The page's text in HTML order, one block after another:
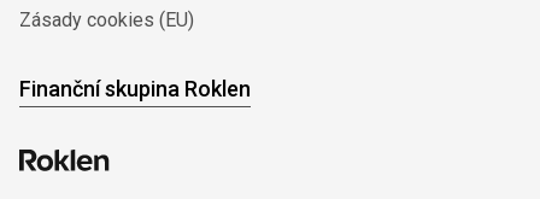
Zásady cookies (EU)
Finanční skupina Roklen